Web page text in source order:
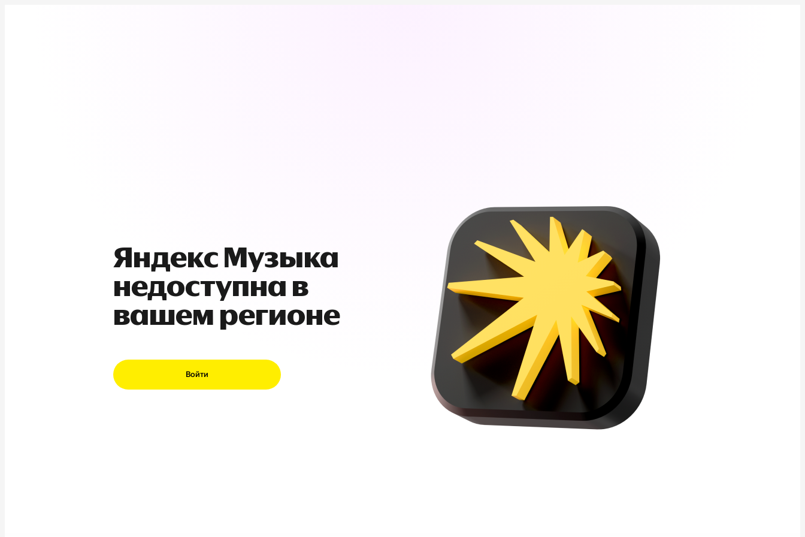
Яндекс Музыка
недоступна в
вашем регионе
Войти